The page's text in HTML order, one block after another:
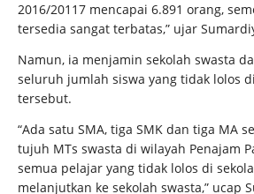
2016/20117 mencapai 6.891 orang,
tersedia sangat terbatas,” ujar
Namun, ia menjamin sekolah swasta
seluruh jumlah siswa yang tidak lolos
tersebut.
“Ada satu SMA, tiga SMK dan tiga MA
tujuh MTs swasta di wilayah Penajam
semua pelajar yang tidak lolos di
melanjutkan ke sekolah swasta,” ucap